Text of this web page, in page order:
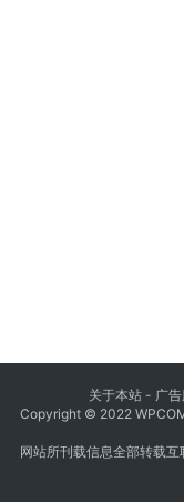
关于本站 - 广
Copyright © 2022
网站所刊载信息全部转载